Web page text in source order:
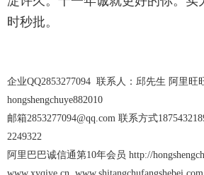
时秒批。
企业QQ2853277094 联系人：邱先生 阿里旺
hongshengchuye882010
邮箱2853277094@qq.com 联系方式
2249322
阿里巴巴诚信通第10年会员 http://